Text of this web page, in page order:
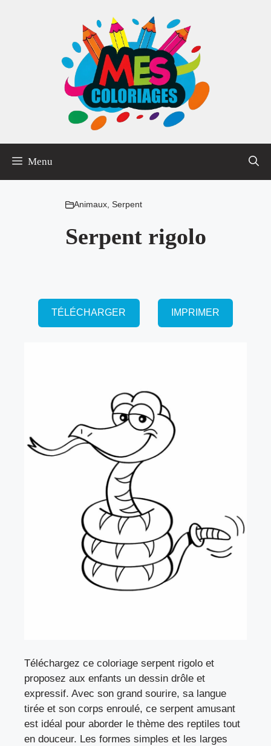
Menu
Animaux, Serpent
Serpent rigolo
TÉLÉCHARGER IMPRIMER
Téléchargez ce coloriage serpent rigolo et
proposez aux enfants un dessin drôle et
expressif. Avec son grand sourire, sa langue
tirée et son corps enroulé, ce serpent amusant
est idéal pour aborder le thème des reptiles tout
en douceur. Les formes simples et les larges